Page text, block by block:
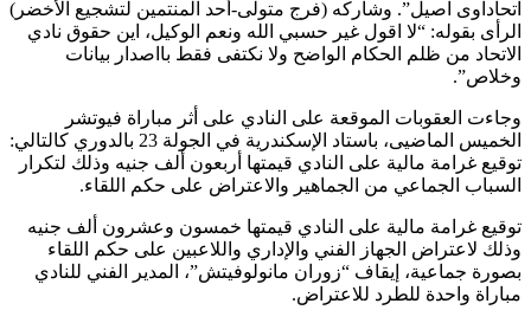
اتحاداوى اصيل”. وشاركه (فرج متولى-أحد المنتمين لتشجيع الأخضر)
الرأى بقوله: “لا اقول غير حسبي الله ونعم الوكيل، اين حقوق نادي
الاتحاد من ظلم الحكام الواضح ولا نكتفى فقط بااصدار بيانات
وخلاص”.
وجاءت العقوبات الموقعة على النادي على أثر مباراة فيوتشر
الخميس الماضيى، باستاد الإسكندرية في الجولة 23 بالدوري كالتالي:
توقيع غرامة مالية على النادي قيمتها أربعون ألف جنيه وذلك لتكرار
السباب الجماعي من الجماهير والاعتراض على حكم اللقاء.
توقيع غرامة مالية على النادي قيمتها خمسون وعشرون ألف جنيه
وذلك لاعتراض الجهاز الفني والإداري واللاعبين على حكم اللقاء
بصورة جماعية، إيقاف “زوران مانولوفيتش”، المدير الفني للنادي
مباراة واحدة للطرد للاعتراض.